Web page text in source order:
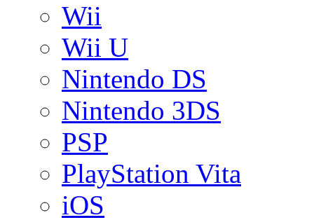
Wii
Wii U
Nintendo DS
Nintendo 3DS
PSP
PlayStation Vita
iOS